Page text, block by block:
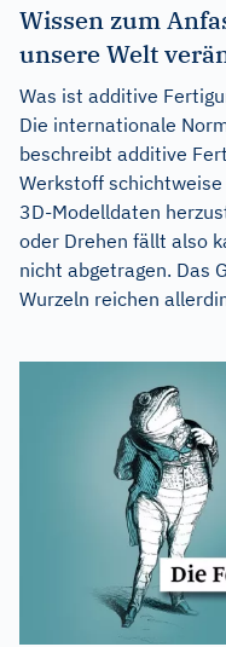
Wissen zum
unsere Welt
Was ist additive
Die internationale
beschreibt additive
Werkstoff
3D-Modelldaten
oder Drehen fällt also
nicht abgetragen. Das
Wurzeln reichen